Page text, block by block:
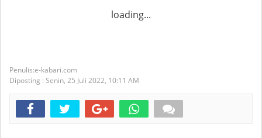
loading...
e-kabari.com
Diposting : Senin, 25 Juli 2022, 10:11 AM